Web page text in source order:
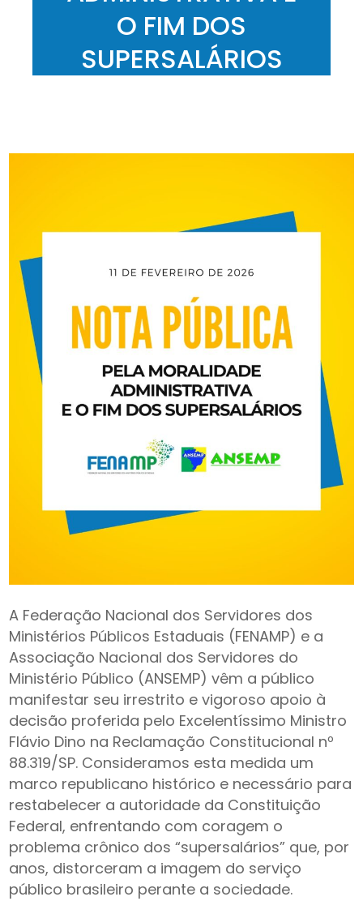
O FIM DOS
SUPERSALÁRIOS
A Federação Nacional dos Servidores dos
Ministérios Públicos Estaduais (FENAMP) e a
Associação Nacional dos Servidores do
Ministério Público (ANSEMP) vêm a público
manifestar seu irrestrito e vigoroso apoio à
decisão proferida pelo Excelentíssimo Ministro
Flávio Dino na Reclamação Constitucional nº
88.319/SP. Consideramos esta medida um
marco republicano histórico e necessário para
restabelecer a autoridade da Constituição
Federal, enfrentando com coragem o
problema crônico dos “supersalários” que, por
anos, distorceram a imagem do serviço
público brasileiro perante a sociedade.